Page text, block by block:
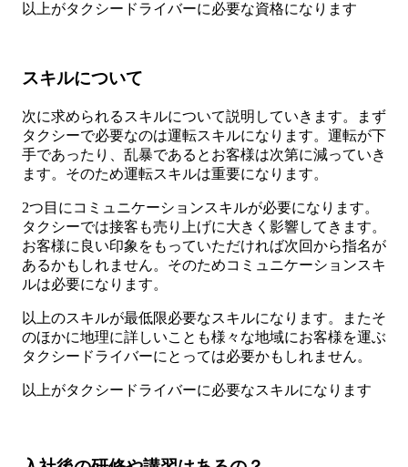
以上がタクシードライバーに必要な資格になります
スキルについて
次に求められるスキルについて説明していきます。まず
タクシーで必要なのは運転スキルになります。運転が下
手であったり、乱暴であるとお客様は次第に減っていき
ます。そのため運転スキルは重要になります。
2つ目にコミュニケーションスキルが必要になります。
タクシーでは接客も売り上げに大きく影響してきます。
お客様に良い印象をもっていただければ次回から指名が
あるかもしれません。そのためコミュニケーションスキ
ルは必要になります。
以上のスキルが最低限必要なスキルになります。またそ
のほかに地理に詳しいことも様々な地域にお客様を運ぶ
タクシードライバーにとっては必要かもしれません。
以上がタクシードライバーに必要なスキルになります